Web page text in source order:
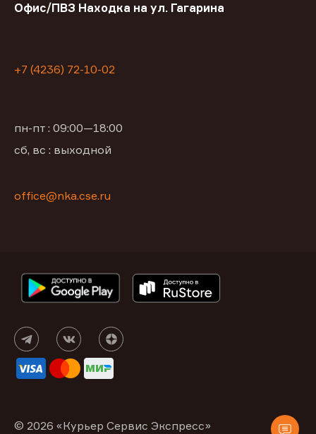
Офис/ПВЗ Находка на ул. Гагарина
+7 (4236) 72-10-02
пн-пт : 09:00—18:00
сб, вс : выходной
office@nka.cse.ru
© 2026 «Курьер Сервис Экспресс»